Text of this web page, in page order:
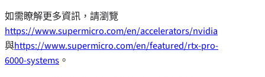
如需瞭解更多資訊，請瀏覽
https://www.supermicro.com/en/accelerators/nvidia
與https://www.supermicro.com/en/featured/rtx-pro-
6000-systems 。